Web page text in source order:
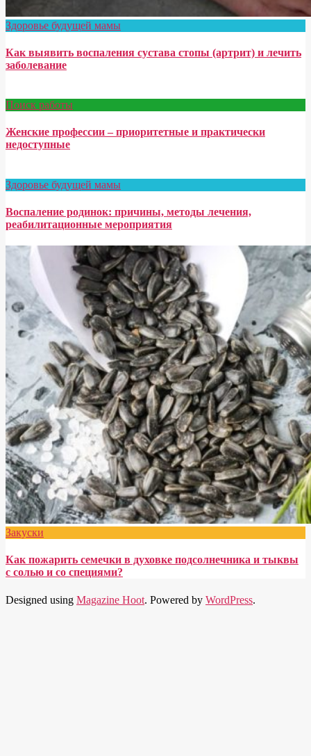
Здоровье будущей мамы
Как выявить воспаления сустава стопы (артрит) и лечить
заболевание
Поиск работы
Женские профессии – приоритетные и практически
недоступные
Здоровье будущей мамы
Воспаление родинок: причины, методы лечения,
реабилитационные мероприятия
Закуски
Как пожарить семечки в духовке подсолнечника и тыквы
с солью и со специями?
Designed using Magazine Hoot. Powered by WordPress.